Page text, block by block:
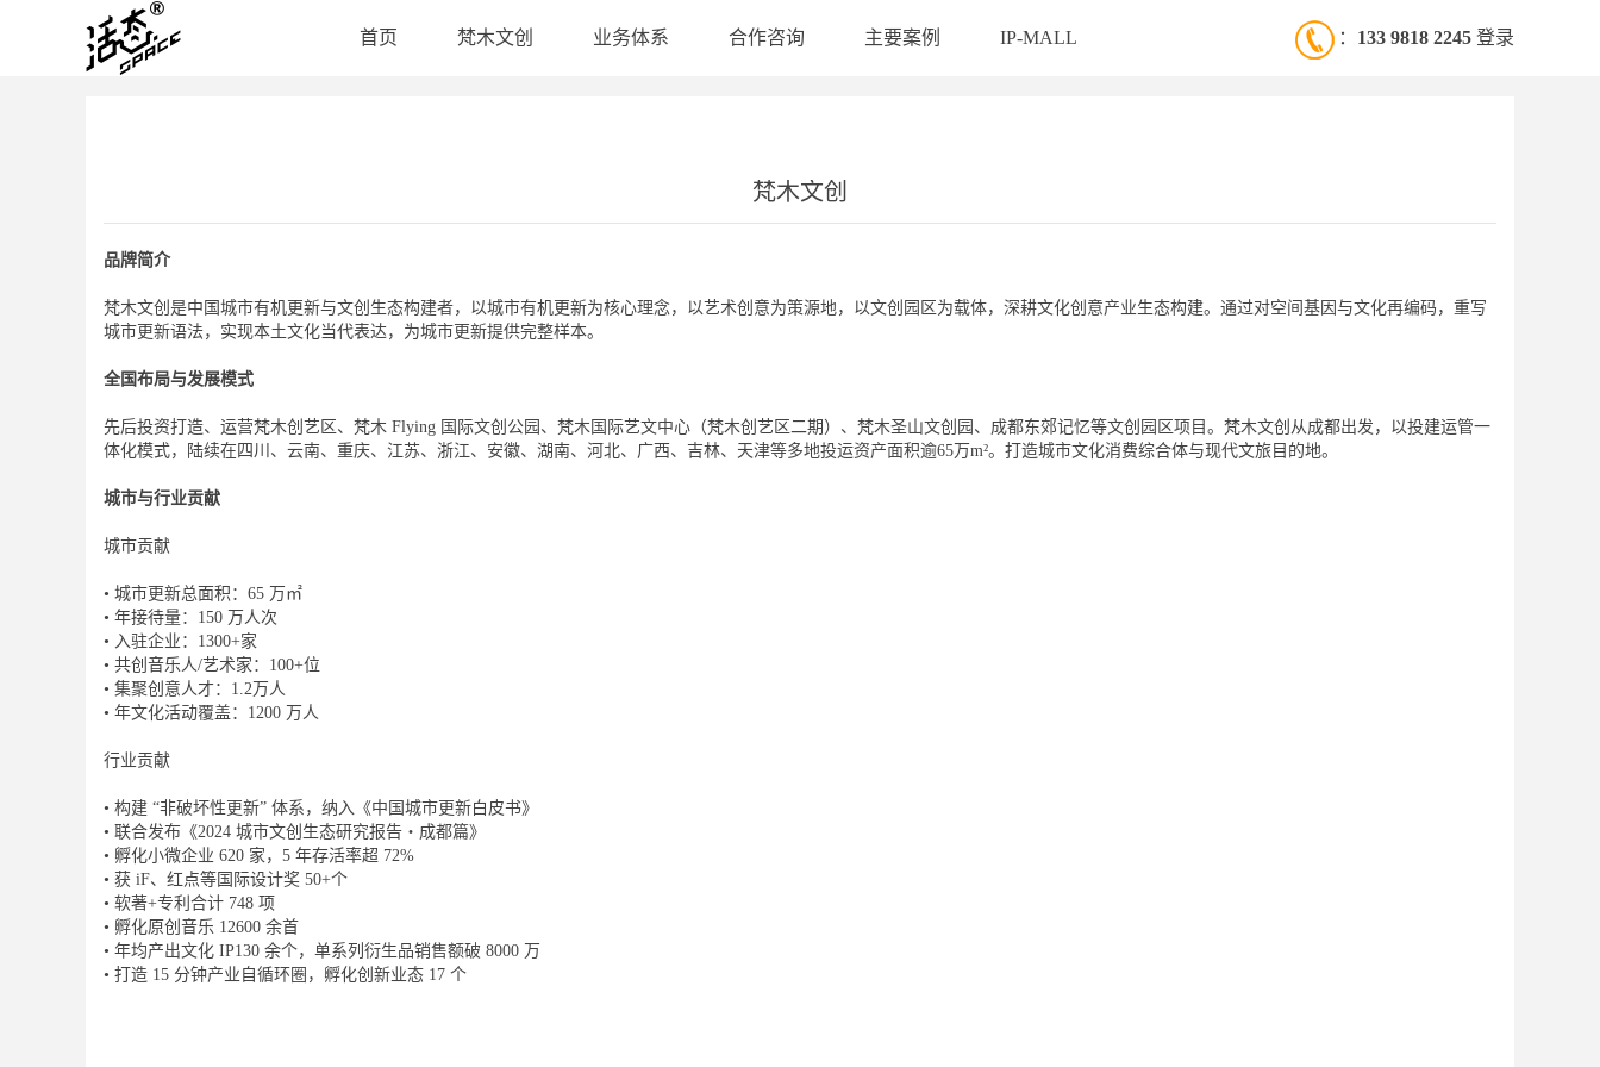
首页 梵木文创 业务体系 合作咨询 主要案例 IP-MALL ： 133 9818 2245 登录
梵木文创
品牌简介
梵木文创是中国城市有机更新与文创生态构建者，以城市有机更新为核心理念，以艺术创意为策源地，以文创园区为载体，深耕文化创意产业生态构建。通过对空间基因与文化再编码，重写
城市更新语法，实现本土文化当代表达，为城市更新提供完整样本。
全国布局与发展模式
先后投资打造、运营梵木创艺区、梵木 Flying 国际文创公园、梵木国际艺文中心（梵木创艺区二期）、梵木圣山文创园、成都东郊记忆等文创园区项目。梵木文创从成都出发，以投建运管一
体化模式，陆续在四川、云南、重庆、江苏、浙江、安徽、湖南、河北、广西、吉林、天津等多地投运资产面积逾65万m²。打造城市文化消费综合体与现代文旅目的地。
城市与行业贡献
城市贡献
• 城市更新总面积：65 万㎡
• 年接待量：150 万人次
• 入驻企业：1300+家
• 共创音乐人/艺术家：100+位
• 集聚创意人才：1.2万人
• 年文化活动覆盖：1200 万人
行业贡献
• 构建 “非破坏性更新” 体系，纳入《中国城市更新白皮书》
• 联合发布《2024 城市文创生态研究报告・成都篇》
• 孵化小微企业 620 家，5 年存活率超 72%
• 获 iF、红点等国际设计奖 50+个
• 软著+专利合计 748 项
• 孵化原创音乐 12600 余首
• 年均产出文化 IP130 余个，单系列衍生品销售额破 8000 万
• 打造 15 分钟产业自循环圈，孵化创新业态 17 个